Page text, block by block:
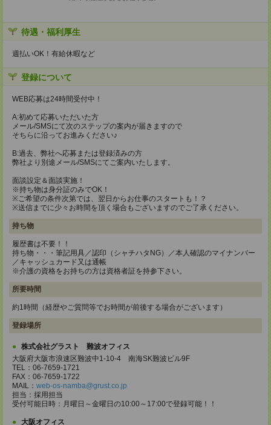
待遇・福利厚生
週払いOK！有給休暇など
登録について
WEB応募は24時間受付中！
A:初めて応募いただいた方
メール/SMSにて次のステップの案内が届きますので
そちらに沿ってお進みください♪
B:過去、弊社へ応募または登録済みの方
弊社より別途メール/SMSにてご案内いたします。
面談設定＆面談実施！
※持ち物は身分証のみでOK！
※ご希望の条件次第では、翌日からお仕事のスタートも！？
※送信までに少々お時間を頂く場合もございますのでご了承ください。
持ち物
履歴書は不要！！
持ち物・・・筆記用具／認印（シャチハタNG）／本人確認のマイナンバー
／キャッシュカード又は通帳
※介護の資格をお持ちの方は資格者証を持参下さい。
所要時間
約1時間（経歴やご質問等でお時間が前後する場合がございます）
登録場所
株式会社グラスト 難波オフィス
大阪府大阪市浪速区難波中1-10-4 南海SK難波ビル9F
TEL：06-7659-1721
FAX：06-7659-1722
MAIL： web-os-namba@grust.co.jp
担当：採用担当
受付可能日時：月曜日～金曜日の10:00～17:00で登録可能！！
大阪オフィス